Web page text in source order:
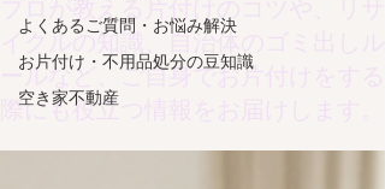
よくあるご質問・お悩み解決
お片付け・不用品処分の豆知識
空き家不動産
イクルの知識、自治体のゴミ出しル
ールなど、ご自身でお片付けをする
際にも役立つ情報をお届けします。